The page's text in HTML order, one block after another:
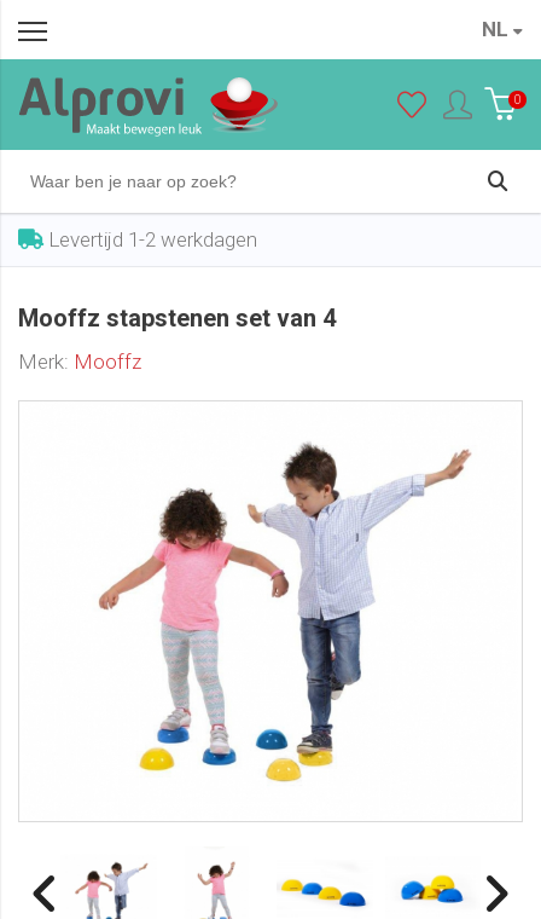
NL
0
Levertijd 1-2 werkdagen
Mooffz stapstenen set van 4
Merk: Mooffz
€ 34,95